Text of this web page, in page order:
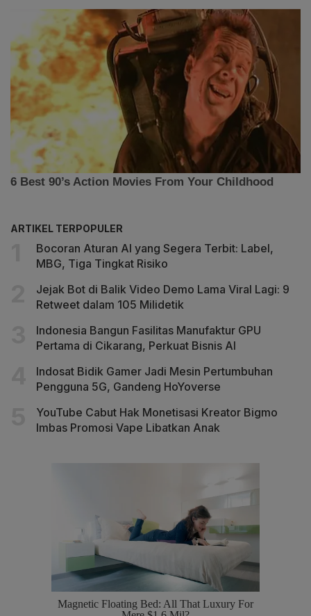
ARTIKEL TERPOPULER
Bocoran Aturan AI yang Segera Terbit: Label,
MBG, Tiga Tingkat Risiko
Jejak Bot di Balik Video Demo Lama Viral Lagi: 9
Retweet dalam 105 Milidetik
Indonesia Bangun Fasilitas Manufaktur GPU
Pertama di Cikarang, Perkuat Bisnis AI
Indosat Bidik Gamer Jadi Mesin Pertumbuhan
Pengguna 5G, Gandeng HoYoverse
YouTube Cabut Hak Monetisasi Kreator Bigmo
Imbas Promosi Vape Libatkan Anak